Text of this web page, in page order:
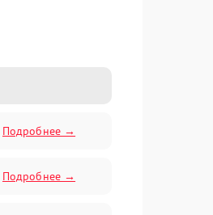
Подробнее →
Подробнее →